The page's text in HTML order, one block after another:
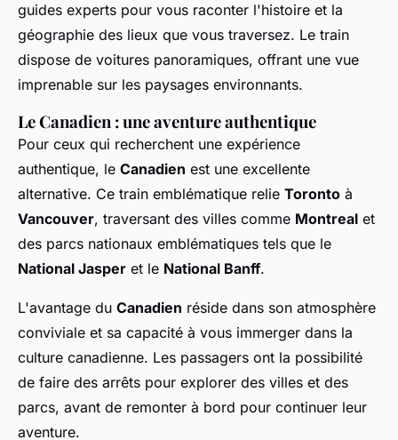
guides experts pour vous raconter l'histoire et la
géographie des lieux que vous traversez. Le train
dispose de voitures panoramiques, offrant une vue
imprenable sur les paysages environnants.
Le Canadien : une aventure authentique
Pour ceux qui recherchent une expérience
authentique, le Canadien est une excellente
alternative. Ce train emblématique relie Toronto à
Vancouver, traversant des villes comme Montreal et
des parcs nationaux emblématiques tels que le
National Jasper et le National Banff.
L'avantage du Canadien réside dans son atmosphère
conviviale et sa capacité à vous immerger dans la
culture canadienne. Les passagers ont la possibilité
de faire des arrêts pour explorer des villes et des
parcs, avant de remonter à bord pour continuer leur
aventure.